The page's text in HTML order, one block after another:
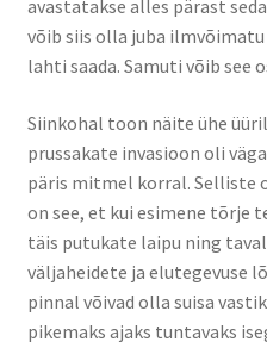
avastatakse alles pärast
võib siis olla juba
lahti saada. Samuti võib see
Siinkohal toon näite ühe
prussakate invasioon oli
päris mitmel korral. Selliste
on see, et kui esimene tõrje
täis putukate laipu ning
väljaheidete ja elutegevuse
pinnal võivad olla suisa
pikemaks ajaks tuntavaks